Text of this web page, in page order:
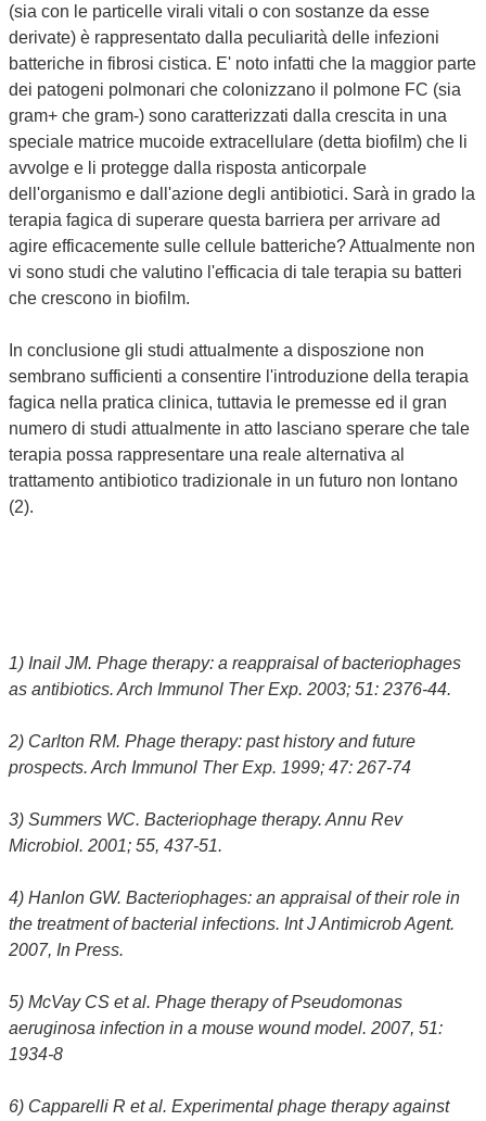
(sia con le particelle virali vitali o con sostanze da esse
derivate) è rappresentato dalla peculiarità delle infezioni
batteriche in fibrosi cistica. E' noto infatti che la maggior parte
dei patogeni polmonari che colonizzano il polmone FC (sia
gram+ che gram-) sono caratterizzati dalla crescita in una
speciale matrice mucoide extracellulare (detta biofilm) che li
avvolge e li protegge dalla risposta anticorpale
dell'organismo e dall'azione degli antibiotici. Sarà in grado la
terapia fagica di superare questa barriera per arrivare ad
agire efficacemente sulle cellule batteriche? Attualmente non
vi sono studi che valutino l'efficacia di tale terapia su batteri
che crescono in biofilm.
In conclusione gli studi attualmente a disposzione non
sembrano sufficienti a consentire l'introduzione della terapia
fagica nella pratica clinica, tuttavia le premesse ed il gran
numero di studi attualmente in atto lasciano sperare che tale
terapia possa rappresentare una reale alternativa al
trattamento antibiotico tradizionale in un futuro non lontano
(2).
1) Inail JM. Phage therapy: a reappraisal of bacteriophages
as antibiotics. Arch Immunol Ther Exp. 2003; 51: 2376-44.
2) Carlton RM. Phage therapy: past history and future
prospects. Arch Immunol Ther Exp. 1999; 47: 267-74
3) Summers WC. Bacteriophage therapy. Annu Rev
Microbiol. 2001; 55, 437-51.
4) Hanlon GW. Bacteriophages: an appraisal of their role in
the treatment of bacterial infections. Int J Antimicrob Agent.
2007, In Press.
5) McVay CS et al. Phage therapy of Pseudomonas
aeruginosa infection in a mouse wound model. 2007, 51:
1934-8
6) Capparelli R et al. Experimental phage therapy against